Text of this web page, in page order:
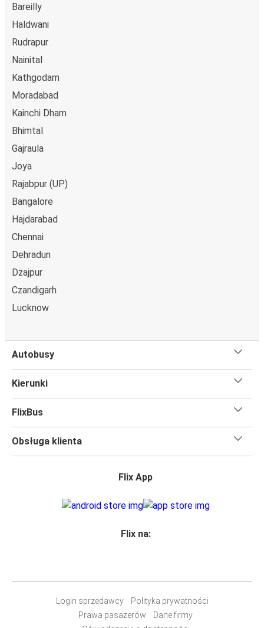
Bareilly
Haldwani
Rudrapur
Nainital
Kathgodam
Moradabad
Kainchi Dham
Bhimtal
Gajraula
Joya
Rajabpur (UP)
Bangalore
Hajdarabad
Chennai
Dehradun
Dżajpur
Czandigarh
Lucknow
Autobusy
Kierunki
FlixBus
Obsługa klienta
Flix App
Flix na:
Login sprzedawcy
Polityka prywatności
Prawa pasażerów
Dane firmy